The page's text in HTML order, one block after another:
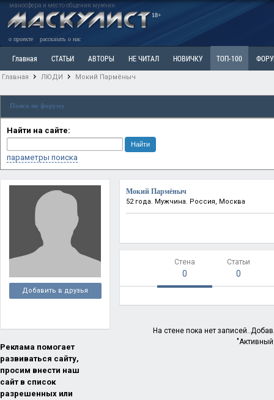
маносфера и место общения мужчин
18+
о проекте рассказать о нас
Главная СТАТЬИ АВТОРЫ НЕ ЧИТАЛ НОВИЧКУ ТОП-100
Ветка: Расстаюсь или Развожусь. САНЧАС
РАЗДЕЛ: Разное
Главная ЛЮДИ Мокий Пармёныч
Поиск по форуму
Найти на сайте:
параметры поиска
Добавить в друзья
Реклама помогает
развиваться сайту,
просим внести наш
сайт в список
разрешенных или
Мокий Пармёныч
52 года. Мужчина. Россия, Москва
Стена
0
Статьи
0
На стене пока нет
"Активный